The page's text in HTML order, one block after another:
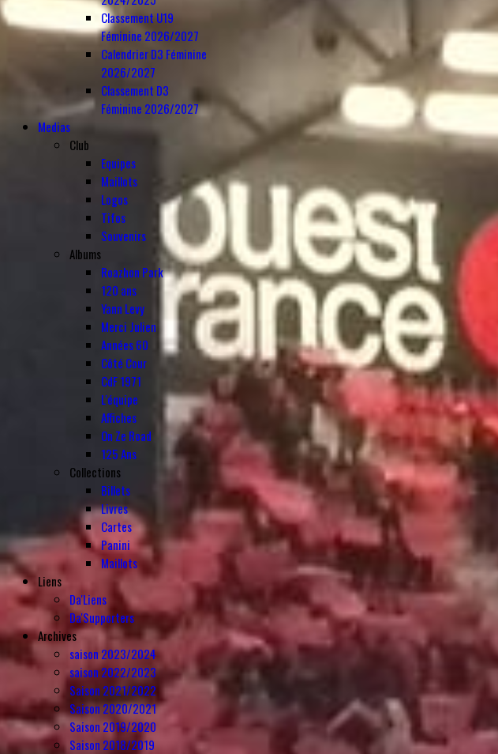
Classement U19
Féminine 2026/2027
Calendrier D3 Féminine
2026/2027
Classement D3
Féminine 2026/2027
Medias
Club
Equipes
Maillots
Logos
Tifos
Souvenirs
Albums
Roazhon Park
120 ans
Yann Levy
Merci Julien
Années 60
Côté Cour
CdF 1971
L'équipe
Affiches
On Ze Road
125 Ans
Collections
Billets
Livres
Cartes
Panini
Maillots
Liens
Da'Liens
Da'Supporters
Archives
saison 2023/2024
saison 2022/2023
Saison 2021/2022
Saison 2020/2021
Saison 2019/2020
Saison 2018/2019